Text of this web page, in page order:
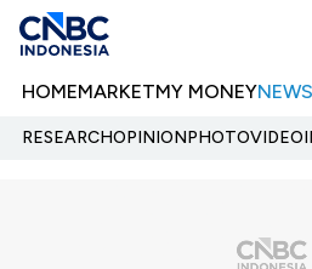
HOMEMARKETMY MONEYNEWS
RESEARCHOPINIONPHOTOVIDEO